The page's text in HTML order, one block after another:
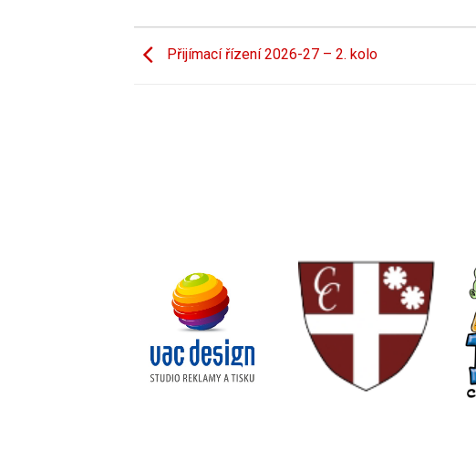
Přijímací řízení 2026-27 – 2. kolo